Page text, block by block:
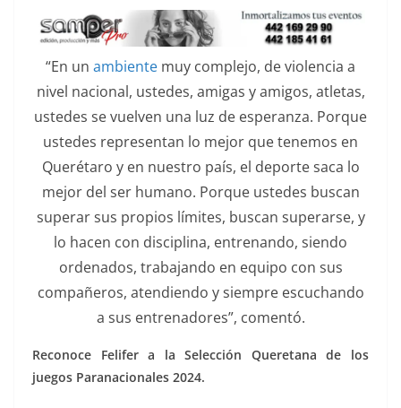
“En un ambiente muy complejo, de violencia a
nivel nacional, ustedes, amigas y amigos, atletas,
ustedes se vuelven una luz de esperanza. Porque
ustedes representan lo mejor que tenemos en
Querétaro y en nuestro país, el deporte saca lo
mejor del ser humano. Porque ustedes buscan
superar sus propios límites, buscan superarse, y
lo hacen con disciplina, entrenando, siendo
ordenados, trabajando en equipo con sus
compañeros, atendiendo y siempre escuchando
a sus entrenadores”, comentó.
Reconoce Felifer a la Selección Queretana de los
juegos Paranacionales 2024.